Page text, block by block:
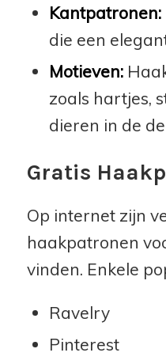
Kantpatronen:
die een
Motieven:
zoals hartjes,
dieren in de
Gratis
Op internet zijn
haakpatronen
vinden. Enkele
Ravelry
Pinterest